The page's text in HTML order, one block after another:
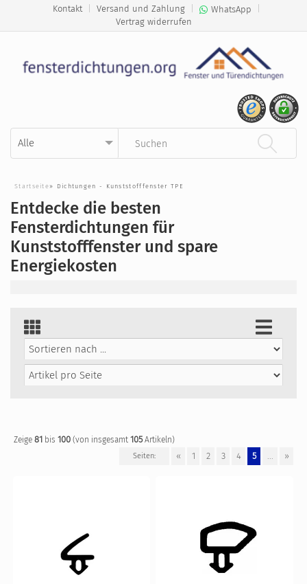
Kontakt Versand und Zahlung WhatsApp
Vertrag widerrufen
Startseite» Dichtungen - Kunststofffenster TPE
Entdecke die besten
Fensterdichtungen für
Kunststofffenster und spare
Energiekosten
Zeige 81 bis 100 (von insgesamt 105Artikeln)
Seiten: « 1 2 3 4 5 »